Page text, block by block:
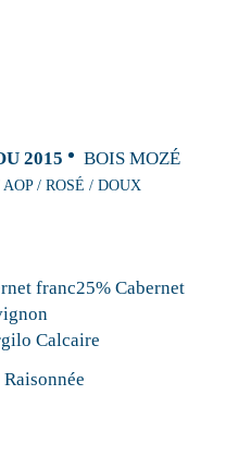
2015 BOIS MOZÉ
/ ROSÉ / DOUX
franc25% Cabernet
Calcaire
Raisonnée